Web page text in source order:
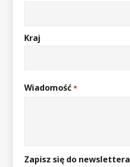
Kraj
Wiadomość *
Zapisz się do newslettera